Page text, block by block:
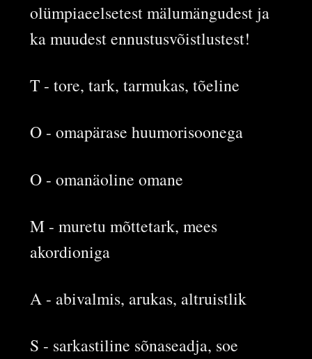
olümpiaeelsetest mälumängudest ja
ka muudest ennustusvõistlustest!
T - tore, tark, tarmukas, tõeline
O - omapärase huumorisoonega
O - omanäoline omane
M - muretu mõttetark, mees
akordioniga
A - abivalmis, arukas, altruistlik
S - sarkastiline sõnaseadja, soe